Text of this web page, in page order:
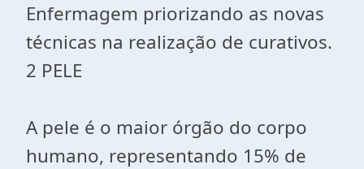
Enfermagem priorizando as novas
técnicas na realização de curativos.
2 PELE
A pele é o maior órgão do corpo
humano, representando 15% de